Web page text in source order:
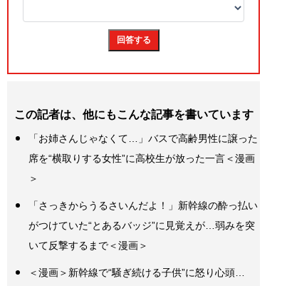
この記者は、他にもこんな記事を書いています
「お姉さんじゃなくて…」バスで高齢男性に譲った
席を“横取りする女性”に高校生が放った一言＜漫画
＞
「さっきからうるさいんだよ！」新幹線の酔っ払い
がつけていた“とあるバッジ”に見覚えが…弱みを突
いて反撃するまで＜漫画＞
＜漫画＞新幹線で“騒ぎ続ける子供”に怒り心頭…